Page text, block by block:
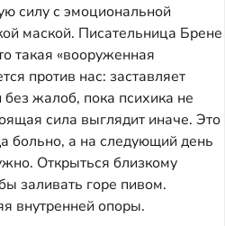
силу с эмоциональной
маской. Писательница Брене
такая «вооруженная
против нас: заставляет
жалоб, пока психика не
сила выглядит иначе. Это
больно, а на следующий день
Открыться близкому
заливать горе пивом.
внутренней опоры.